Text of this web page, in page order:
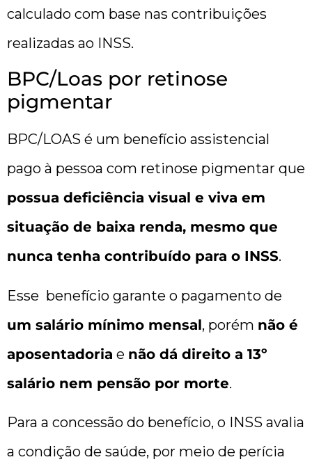
calculado com base nas contribuições
realizadas ao INSS.
BPC/Loas por retinose
pigmentar
BPC/LOAS é um benefício assistencial
pago à pessoa com retinose pigmentar que
possua deficiência visual e viva em
situação de baixa renda, mesmo que
nunca tenha contribuído para o INSS.
Esse benefício garante o pagamento de
um salário mínimo mensal, porém não é
aposentadoria e não dá direito a 13º
salário nem pensão por morte.
Para a concessão do benefício, o INSS avalia
a condição de saúde, por meio de perícia